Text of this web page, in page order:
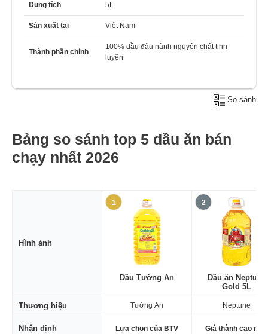
Dung tích 5L
Sản xuất tại Việt Nam
Thành phần chính
100% dầu đậu nành nguyên chất tinh
luyện
So sánh
Bảng so sánh top 5 dầu ăn bán
chạy nhất 2026
Hình ảnh
1
Dầu Tường An
2
Dầu ăn Neptune
Gold 5L
Thương hiệu Tường An Neptune
Nhận định Lựa chọn của BTV Giá thành cao nhất